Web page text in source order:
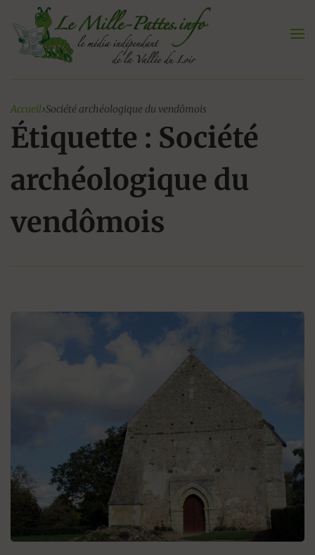
contenu
Accueil›Société archéologique du vendômois
Étiquette : Société
archéologique du
vendômois